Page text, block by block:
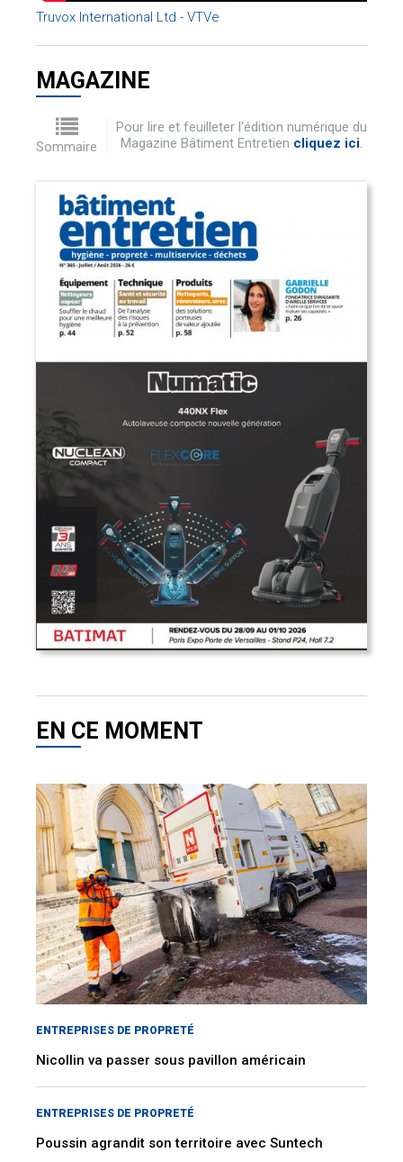
Truvox International Ltd - VTVe
MAGAZINE
Sommaire
Pour lire et feuilleter l'édition numérique du
Magazine Bâtiment Entretien cliquez ici.
EN CE MOMENT
ENTREPRISES DE PROPRETÉ
Nicollin va passer sous pavillon américain
ENTREPRISES DE PROPRETÉ
Poussin agrandit son territoire avec Suntech